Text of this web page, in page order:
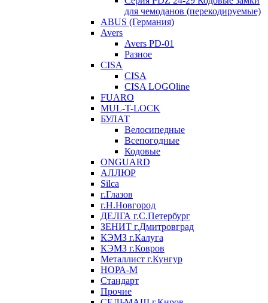
для чемоданов (перекодируемые)
ABUS (Германия)
Avers
Avers PD-01
Разное
CISA
CISA
CISA LOGOline
FUARO
MUL-T-LOCK
БУЛАТ
Велосипедные
Всепогодные
Кодовые
ONGUARD
АЛЛЮР
Silca
г.Глазов
г.Н.Новгород
ДЕЛГА г.С.Петербург
ЗЕНИТ г.Дмитровград
КЭМЗ г.Калуга
КЭМЗ г.Ковров
Металлист г.Кунгур
НОРА-М
Стандарт
Прочие